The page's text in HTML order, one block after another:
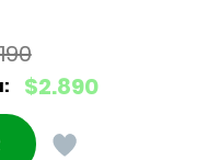
$2.890